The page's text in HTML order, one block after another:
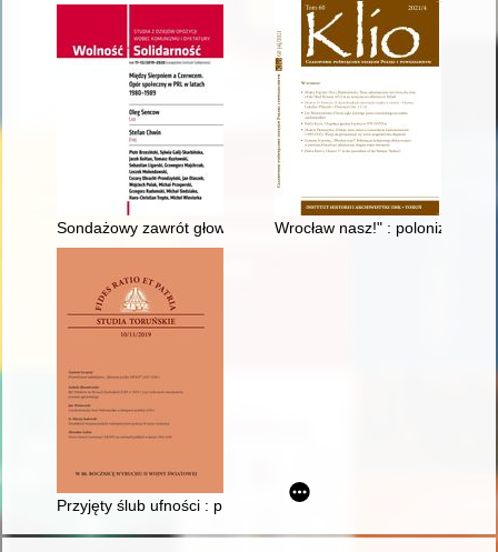
Sondażowy zawrót głowy AD 1989Wrocław nasz!" : polonizacja
Przyjęty ślub ufności : przyczynek do biografii naukowej i